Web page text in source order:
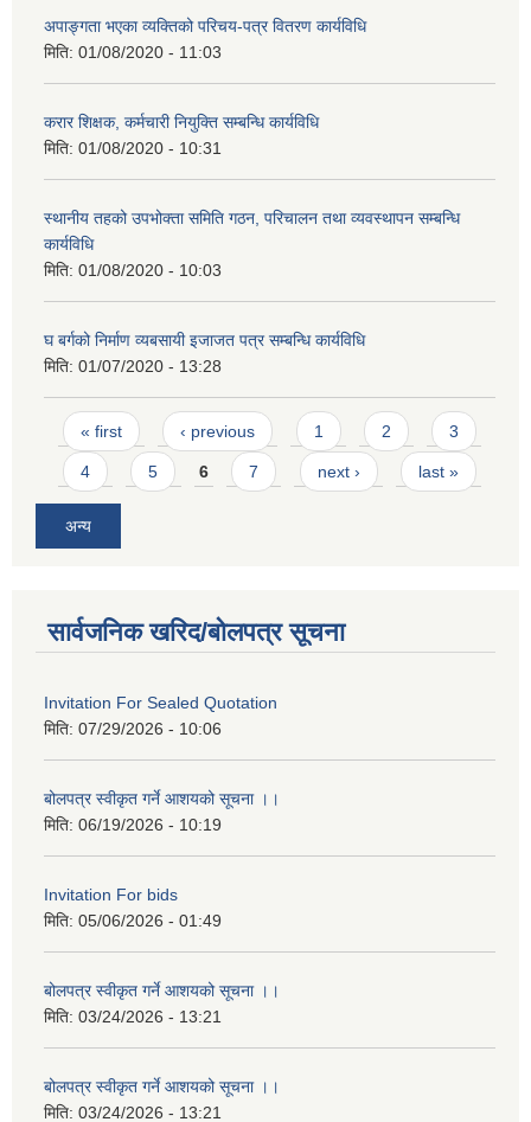
अपाङ्गता भएका व्यक्तिको परिचय-पत्र वितरण कार्यविधि
मिति: 01/08/2020 - 11:03
करार शिक्षक, कर्मचारी नियुक्ति सम्बन्धि कार्यविधि
मिति: 01/08/2020 - 10:31
स्थानीय तहको उपभोक्ता समिति गठन, परिचालन तथा व्यवस्थापन सम्बन्धि
कार्यविधि
मिति: 01/08/2020 - 10:03
घ बर्गको निर्माण व्यबसायी इजाजत पत्र सम्बन्धि कार्यविधि
मिति: 01/07/2020 - 13:28
Pages
« first ‹ previous 1 2 3
4 5 6 7 next › last »
अन्य
सार्वजनिक खरिद/बोलपत्र सूचना
Invitation For Sealed Quotation
मिति: 07/29/2026 - 10:06
बोलपत्र स्वीकृत गर्ने आशयको सूचना ।।
मिति: 06/19/2026 - 10:19
Invitation For bids
मिति: 05/06/2026 - 01:49
बोलपत्र स्वीकृत गर्ने आशयको सूचना ।।
मिति: 03/24/2026 - 13:21
बोलपत्र स्वीकृत गर्ने आशयको सूचना ।।
मिति: 03/24/2026 - 13:21